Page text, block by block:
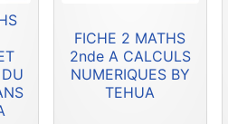
FICHE 2 MATHS
2nde A CALCULS
NUMERIQUES BY
TEHUA